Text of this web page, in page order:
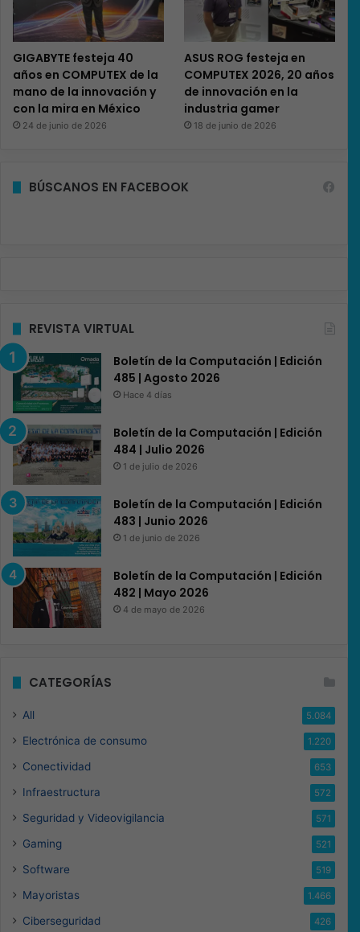
GIGABYTE festeja 40
años en COMPUTEX de la
mano de la innovación y
con la mira en México
24 de junio de 2026
ASUS ROG festeja en
COMPUTEX 2026, 20 años
de innovación en la
industria gamer
18 de junio de 2026
BÚSCANOS EN FACEBOOK
REVISTA VIRTUAL
Boletín de la Computación | Edición
485 | Agosto 2026
Hace 4 días
Boletín de la Computación | Edición
484 | Julio 2026
1 de julio de 2026
Boletín de la Computación | Edición
483 | Junio 2026
1 de junio de 2026
Boletín de la Computación | Edición
482 | Mayo 2026
4 de mayo de 2026
CATEGORÍAS
All 5.084
Electrónica de consumo 1.220
Conectividad 653
Infraestructura 572
Seguridad y Videovigilancia 571
Gaming 521
Software 519
Mayoristas 1.466
Ciberseguridad 426